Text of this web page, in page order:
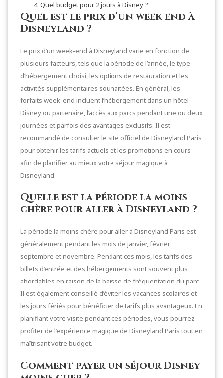
Quel budget pour 2 jours à Disney ?
Quel est le prix d’un week end à
Disneyland ?
Le prix d’un week-end à Disneyland varie en fonction de
plusieurs facteurs, tels que la période de l’année, le type
d’hébergement choisi, les options de restauration et les
activités supplémentaires souhaitées. En général, les
forfaits week-end incluent l’hébergement dans un hôtel
Disney ou partenaire, l’accès aux parcs pendant une ou deux
journées et parfois des avantages exclusifs. Il est
recommandé de consulter le site officiel de Disneyland Paris
pour obtenir les tarifs actuels et les promotions en cours
afin de planifier au mieux votre séjour magique à
Disneyland.
Quelle est la période la moins
chère pour aller à Disneyland ?
La période la moins chère pour aller à Disneyland Paris est
généralement pendant les mois de janvier, février,
septembre et novembre. Pendant ces mois, les tarifs des
billets d’entrée et des hébergements sont souvent plus
abordables en raison de la baisse de fréquentation du parc.
Il est également conseillé d’éviter les vacances scolaires et
les jours fériés pour bénéficier de tarifs plus avantageux. En
planifiant votre visite pendant ces périodes, vous pourrez
profiter de l’expérience magique de Disneyland Paris tout en
maîtrisant votre budget.
Comment payer un séjour Disney